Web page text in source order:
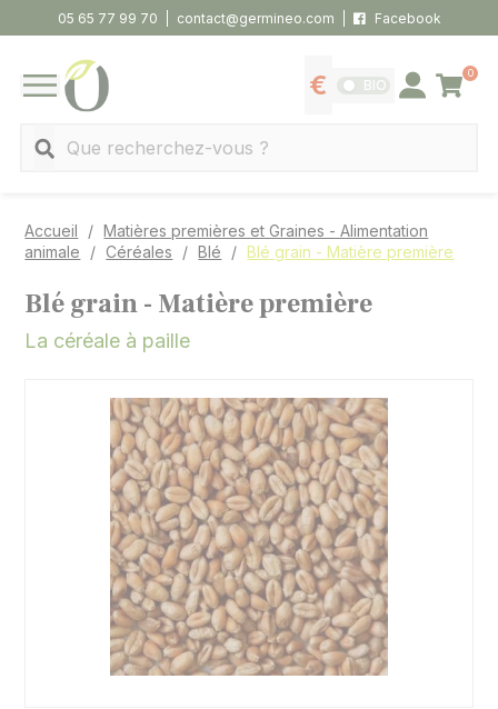
05 65 77 99 70 contact@germineo.com Facebook
MENU
Afficher les tarifs
BIO Se connecter
0
Panier
Accueil
Matières premières et Graines - Alimentation
animale
Céréales Blé Blé grain - Matière première
Blé grain - Matière première
La céréale à paille
Panneau de gestion des cookies